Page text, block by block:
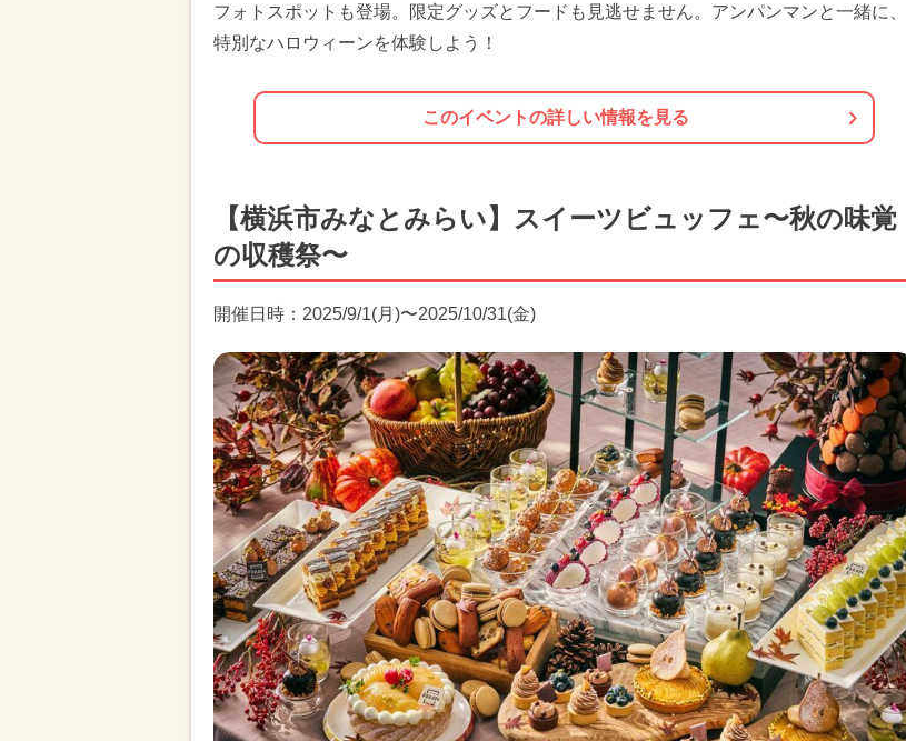
フォトスポットも登場。限定グッズとフードも見逃せません。アンパンマンと一緒に、
特別なハロウィーンを体験しよう！
このイベントの詳しい情報を見る
【横浜市みなとみらい】スイーツビュッフェ〜秋の味覚
の収穫祭〜
開催日時：2025/9/1(月)〜2025/10/31(金)